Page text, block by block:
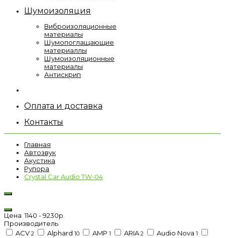
Шумоизоляция
Виброизоляционные
материалы
Шумопоглащающие
материаллы
Шумоизоляционные
материалы
Антискрип
Оплата и доставка
Контакты
Главная
Автозвук
Акустика
Рупора
Crystal Car Audio TW-04
Цена1140 -9230р.
Производитель
ACV 2 Alphard 10 AMP 1 ARIA 2 Audio Nova 1